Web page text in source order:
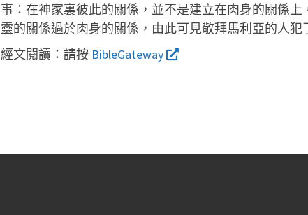
事：在神家裏彼此的關係，並不是建立在肉身的關係上
靈的關係過於肉身的關係，由此可見敬拜馬利亞的人犯
經文閱讀： 請按 BibleGateway